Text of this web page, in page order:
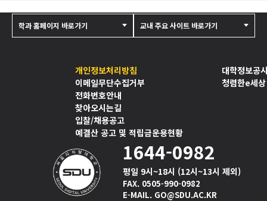
개인정보처리방침
이메일무단수집거부
전화번호안내
찾아오시는길
입찰/채용공고
예결산 공고 및 적립금운용현황
대학정보공
청렴한e세상
1644-0982
평일 9시~18시 (12시~13시 제외)
FAX. 0505-990-0982
E-MAIL. GO@SDU.AC.KR
학과 홈페이지 바로가기 교내 주요 사이트 바로가기